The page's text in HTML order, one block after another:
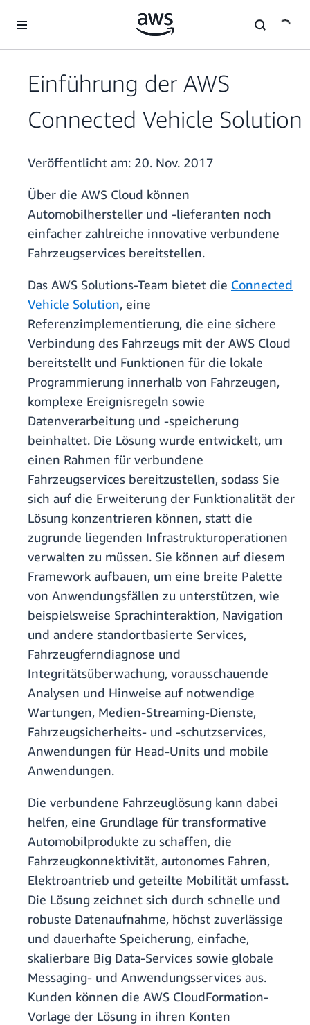
Überspringen zum Hauptinhalt
Einführung der AWS
Connected Vehicle Solution
Veröffentlicht am: 20. Nov. 2017
Über die AWS Cloud können
Automobilhersteller und -lieferanten noch
einfacher zahlreiche innovative verbundene
Fahrzeugservices bereitstellen.
Das AWS Solutions-Team bietet die Connected
Vehicle Solution, eine
Referenzimplementierung, die eine sichere
Verbindung des Fahrzeugs mit der AWS Cloud
bereitstellt und Funktionen für die lokale
Programmierung innerhalb von Fahrzeugen,
komplexe Ereignisregeln sowie
Datenverarbeitung und -speicherung
beinhaltet. Die Lösung wurde entwickelt, um
einen Rahmen für verbundene
Fahrzeugservices bereitzustellen, sodass Sie
sich auf die Erweiterung der Funktionalität der
Lösung konzentrieren können, statt die
zugrunde liegenden Infrastrukturoperationen
verwalten zu müssen. Sie können auf diesem
Framework aufbauen, um eine breite Palette
von Anwendungsfällen zu unterstützen, wie
beispielsweise Sprachinteraktion, Navigation
und andere standortbasierte Services,
Fahrzeugferndiagnose und
Integritätsüberwachung, vorausschauende
Analysen und Hinweise auf notwendige
Wartungen, Medien-Streaming-Dienste,
Fahrzeugsicherheits- und -schutzservices,
Anwendungen für Head-Units und mobile
Anwendungen.
Die verbundene Fahrzeuglösung kann dabei
helfen, eine Grundlage für transformative
Automobilprodukte zu schaffen, die
Fahrzeugkonnektivität, autonomes Fahren,
Elektroantrieb und geteilte Mobilität umfasst.
Die Lösung zeichnet sich durch schnelle und
robuste Datenaufnahme, höchst zuverlässige
und dauerhafte Speicherung, einfache,
skalierbare Big Data-Services sowie globale
Messaging- und Anwendungsservices aus.
Kunden können die AWS CloudFormation-
Vorlage der Lösung in ihren Konten